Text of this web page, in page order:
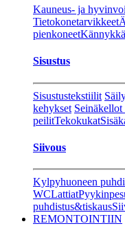
Kauneus- ja
Tietokonetarvikkeet
pienkoneet
Sisustus
Sisustustekstiilit
kehykset
peilitTekokukat
Siivous
Kylpyhuoneen
WCLattiat
puhdistus&tiskaus
REMONTOINTIIN